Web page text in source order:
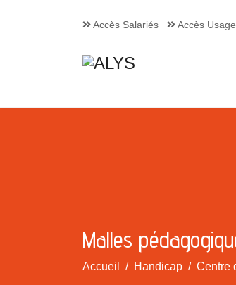
Accès Salariés Accès
Malles
Accueil Handicap Centre